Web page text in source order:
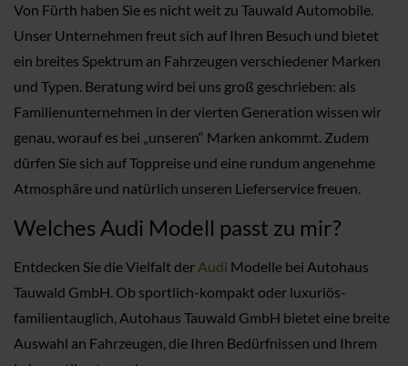
Von Fürth haben Sie es nicht weit zu Tauwald Automobile.
Unser Unternehmen freut sich auf Ihren Besuch und bietet
ein breites Spektrum an Fahrzeugen verschiedener Marken
und Typen. Beratung wird bei uns groß geschrieben: als
Familienunternehmen in der vierten Generation wissen wir
genau, worauf es bei „unseren“ Marken ankommt. Zudem
dürfen Sie sich auf Toppreise und eine rundum angenehme
Atmosphäre und natürlich unseren Lieferservice freuen.
Welches Audi Modell passt zu mir?
Entdecken Sie die Vielfalt der Audi Modelle bei Autohaus
Tauwald GmbH. Ob sportlich-kompakt oder luxuriös-
familientauglich, Autohaus Tauwald GmbH bietet eine breite
Auswahl an Fahrzeugen, die Ihren Bedürfnissen und Ihrem